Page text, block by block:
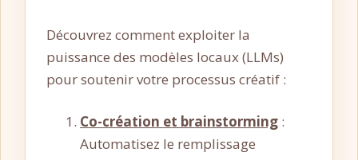
Découvrez comment exploiter la
puissance des modèles locaux (LLMs)
pour soutenir votre processus créatif :
Co-création et brainstorming :
Automatisez le remplissage